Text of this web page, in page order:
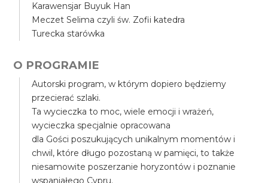
Karawensjar Buyuk Han
Meczet Selima czyli św. Zofii katedra
Turecka starówka
O PROGRAMIE
Autorski program, w którym dopiero będziemy
przecierać szlaki.
Ta wycieczka to moc, wiele emocji i wrażeń,
wycieczka specjalnie opracowana
dla Gości poszukujących unikalnym momentów i
chwil, które długo pozostaną w pamięci, to także
niesamowite poszerzanie horyzontów i poznanie
wspaniałego Cypru.